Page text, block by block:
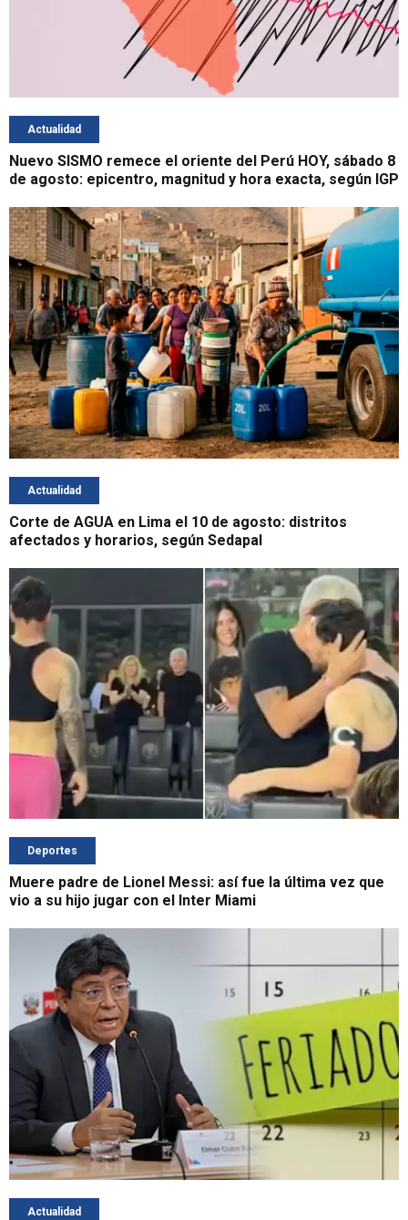
Actualidad
Nuevo SISMO remece el oriente del Perú HOY, sábado 8
de agosto: epicentro, magnitud y hora exacta, según IGP
Actualidad
Corte de AGUA en Lima el 10 de agosto: distritos
afectados y horarios, según Sedapal
Deportes
Muere padre de Lionel Messi: así fue la última vez que
vio a su hijo jugar con el Inter Miami
Actualidad